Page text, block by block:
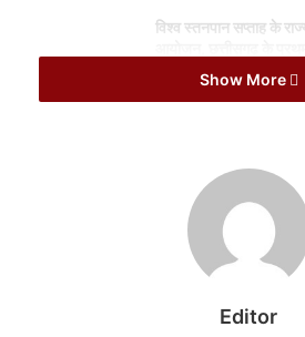
विश्व स्तनपान सप्ताह के
Milk Bank)” की घोषणा
August 6, 2026
इसके अंतर्गत जिला पंचायत व जनपद सदस्य, सरपंच
मतदान का समय सुबह 7 बजे से दोपहर 3 बजे तक
अधिकारी अजय कुमार त्रिपाठी ने बताया कि
चरण 20 फरवरी को पंडरिया व बोड़ला ब्लॉक के 8
Show More
Editor